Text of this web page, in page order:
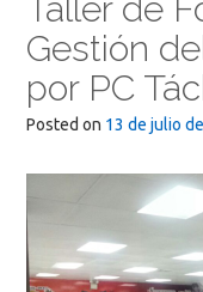
Taller de
Gestión
por PC
Posted on 13 de julio